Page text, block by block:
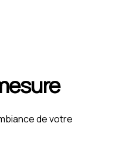
de votre